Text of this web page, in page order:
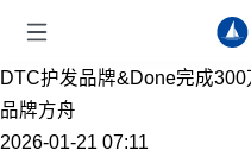
DTC护发品牌&Done完成
品牌方舟
2026-01-21 07:11